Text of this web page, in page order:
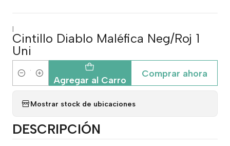
|
Cintillo Diablo Maléfica Neg/Roj 1
Uni
Cantidad Agregar al Carro
Comprar ahora
Mostrar stock de ubicaciones
DESCRIPCIÓN